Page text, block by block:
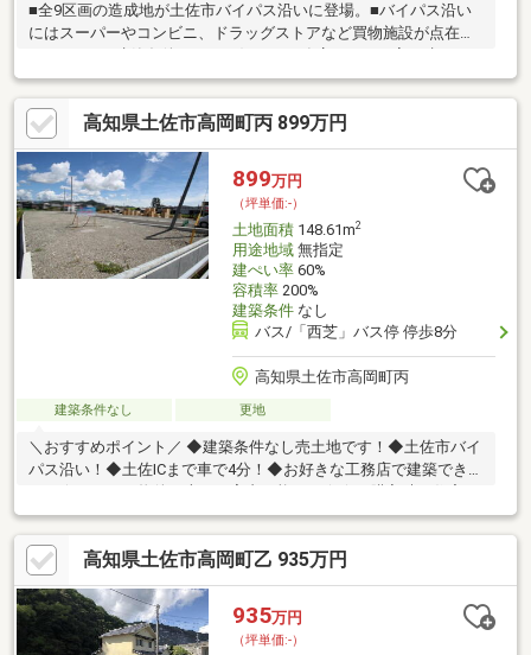
■全9区画の造成地が土佐市バイパス沿いに登場。■バイパス沿い
にはスーパーやコンビニ、ドラッグストアなど買物施設が点在し
ことができます!■水道負担金286966円+水道引き込み代11万円別
途必要です。
高知県土佐市高岡町丙 899万円
899万円
（坪単価:-）
土地面積148.61m2
用途地域無指定
建ぺい率60%
容積率200%
建築条件なし
バス/「西芝」バス停 停歩8分
高知県土佐市高岡町丙
建築条件なし 更地
＼おすすめポイント／ ◆建築条件なし売土地です！◆土佐市バイ
パス沿い！◆土佐ICまで車で4分！◆お好きな工務店で建築できま
ーン相談も無料で承ります♪物件が気になったらお好きなタイミン
グでお気軽にお問い合わせください！資料請求フォームからは24
時間受付中☆ おうちと皆様のご縁を結ぶことが私たちの使命で
す。 皆様にお会いできますことを、心よりお待ち申し上げてお
ります 土地購入をお考えの方に好条件の売地が多数あります。
高知県土佐市高岡町乙 935万円
935万円
（坪単価:-）